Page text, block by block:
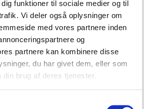
funktioner til sociale medier og til
Vi deler også oplysninger om
med vores partnere inden
og
partnere kan kombinere disse
du har givet dem, eller som
brug af deres tjenester.
Specifikationer
Dimensioner
Download